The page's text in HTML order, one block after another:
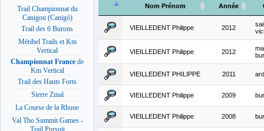
Trail Championnat du
Canigou (Canigó)
Trail des 6 Burons
Méribel Trails et Km
Vertical
Championnat France de
Km Vertical
Trail des Hauts Forts
Sierre Zinal
La Course de la Rhune
Val Tho Summit Games -
Trail Pursuit
Nom Prénom Année
VIEILLEDENT Philippe 2012
VIEILLEDENT Philippe 2012
VIEILLEDENT PHILIPPE 2011
VIEILLEDENT Philippe 2009
VIEILLEDENT Philippe 2008